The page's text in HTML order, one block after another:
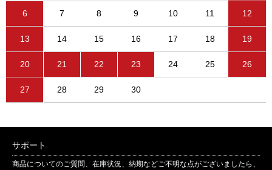
6 7 8 9 10 11 12
13 14 15 16 17 18 19
20 21 22 23 24 25 26
27 28 29 30
サポート
商品についてのご質問、在庫状況、納期などご不明な点がございましたら、